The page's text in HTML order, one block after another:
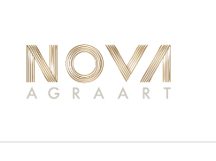
treści